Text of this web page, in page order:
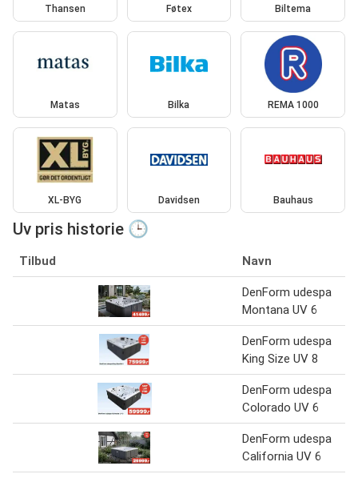
Thansen Føtex Biltema
Matas Bilka REMA 1000
XL-BYG Davidsen Bauhaus
Uv pris historie 🕒
Tilbud Navn
DenForm udespa
Montana UV 6
DenForm udespa
King Size UV 8
DenForm udespa
Colorado UV 6
DenForm udespa
California UV 6